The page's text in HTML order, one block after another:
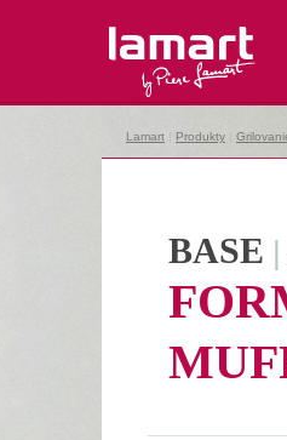
Lamart
Lamart Produkty
BASE |